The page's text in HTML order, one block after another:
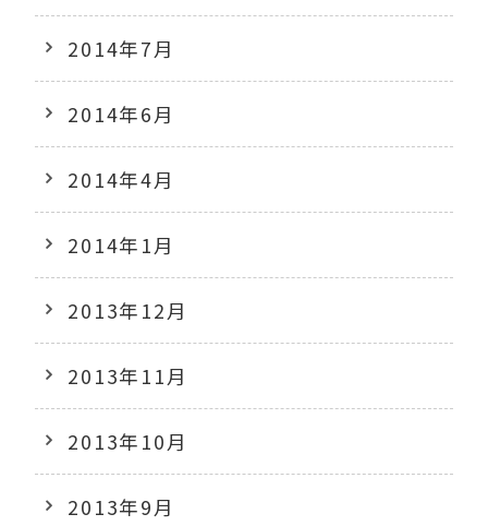
2014年7月
2014年6月
2014年4月
2014年1月
2013年12月
2013年11月
2013年10月
2013年9月